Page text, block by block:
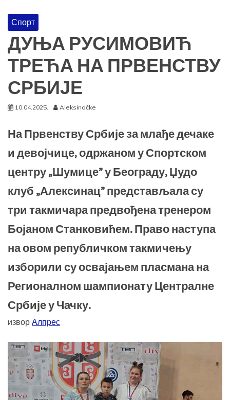
Спорт
ДУЊА РУСИМОВИЋ
ТРЕЋА НА ПРВЕНСТВУ
СРБИЈЕ
10.04.2025. Aleksinačke
На Првенству Србије за млађе дечаке
и девојчице, одржаном у Спортском
центру „Шумице” у Београду, Џудо
клуб „Алексинац” представљала су
три такмичара предвођена тренером
Бојаном Станковићем. Право наступа
на овом републичком такмичењу
изборили су освајањем пласмана на
Регионалном шампионату Централне
Србије у Чачку.
извор Алпрес